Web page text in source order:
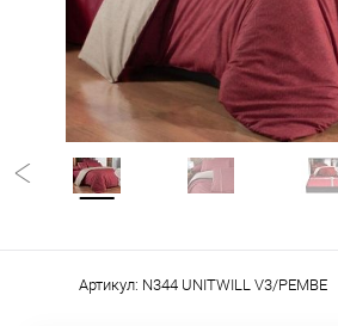
Артикул: N344 UNITWILL V3/PEMBE